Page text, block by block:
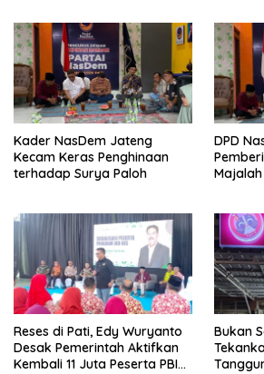
Kader NasDem Jateng
Kecam Keras Penghinaan
terhadap Surya Paloh
DPD
Reses di Pati, Edy Wuryanto
Desak Pemerintah Aktifkan
Kembali 11 Juta Peserta PBI
Bukan